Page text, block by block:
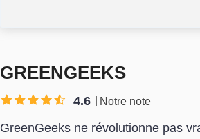
GREENGEEKS
4.6 Notre note
GreenGeeks ne révolutionne pas